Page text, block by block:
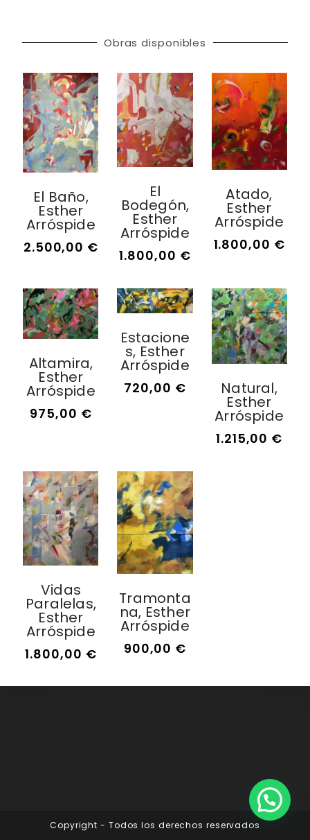
Obras disponibles
El Baño,
Esther
Arróspide
2.500,00 €
El
Bodegón,
Esther
Arróspide
1.800,00 €
Atado,
Esther
Arróspide
1.800,00 €
Altamira,
Esther
Arróspide
975,00 €
Estacione
S, Esther
Arróspide
720,00 € Natural,
Esther
Arróspide
1.215,00 €
Vidas
Paralelas,
Esther
Arróspide
1.800,00 €
Tramonta
Na, Esther
Arróspide
900,00 €
Copyright - Todos los derechos reservados